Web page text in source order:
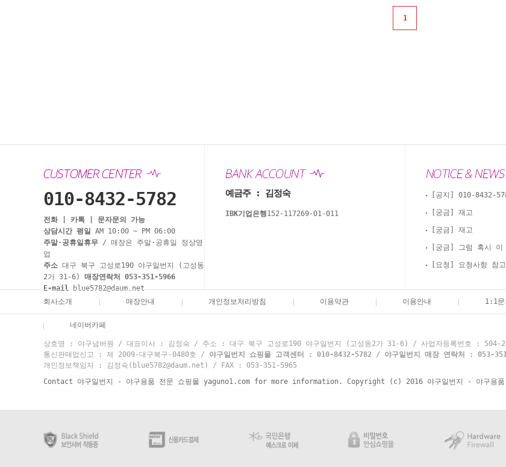
1
010-8432-5782
전화 | 카톡 | 문자문의 가능
상담시간 평일
AM 10:00 ~ PM 06:00
주말·공휴일휴무 / 매장은 주말·공휴일 정상영
업
주소 대구 북구 고성로190 야구일번지 (고성동
2가 31-6) 매장연락처 053-351-5966
E-mailblue5782@daum.net
예금주 : 김정숙
IBK기업은행152-117269-01-011 [궁금] 재고
[궁금] 재고
회사소개 매장안내 개인정보처리방침 이용약관 이용안내 1:1문
네이버카페
상호명 : 야구넘버원 / 대표이사 : 김정숙 / 주소 : 대구 북구 고성로190 야구일번지 (고성동2가 31-6) / 사업자등록번호 : 504-
통신판매업신고 : 제 2009-대구북구-0480호 / 야구일번지 쇼핑몰 고객센터 : 010-8432-5782 / 야구일번지 매장 연락처 : 053-
개인정보책임자 : 김정숙(blue5782@daum.net) / FAX : 053-351-5965
Contact 야구일번지 - 야구용품 전문 쇼핑몰 yaguno1.com for more information. Copyright (c) 2016 야구일번지 - 야구용